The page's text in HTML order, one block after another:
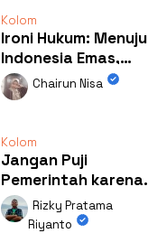
Kolom
Ironi Hukum: Menuju
Indonesia Emas,
Ternyata Emasnya
Ada di Rumah Febrie!
Chairun Nisa
Kolom
Jangan Puji
Pemerintah karena
Kerja: Mengapa
Publik Begitu Mudah
Rizky Pratama
Riyanto